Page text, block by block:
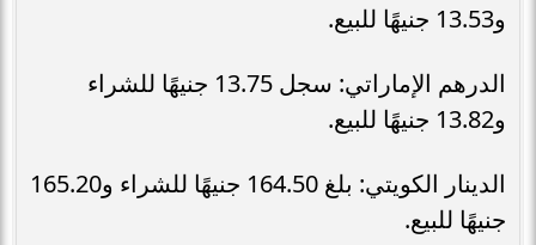
و13.53 جنيهًا للبيع.
الدرهم الإماراتي: سجل 13.75 جنيهًا للشراء
و13.82 جنيهًا للبيع.
الدينار الكويتي: بلغ 164.50 جنيهًا للشراء و165.20
جنيهًا للبيع.